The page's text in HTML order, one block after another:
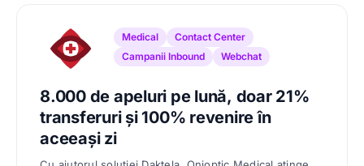
Medical
Contact Center
Campanii Inbound
Webchat
8.000 de apeluri pe lună, doar 21%
transferuri și 100% revenire în
aceeași zi